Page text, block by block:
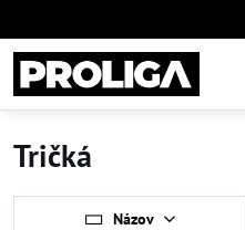
Tričká
Názov